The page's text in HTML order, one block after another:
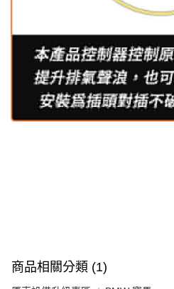
商品相關分類 (1)